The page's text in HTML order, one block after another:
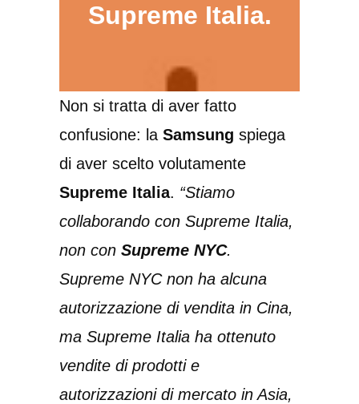
Supreme Italia.
Non si tratta di aver fatto
confusione: la Samsung spiega
di aver scelto volutamente
Supreme Italia. “Stiamo
collaborando con Supreme Italia,
non con Supreme NYC.
Supreme NYC non ha alcuna
autorizzazione di vendita in Cina,
ma Supreme Italia ha ottenuto
vendite di prodotti e
autorizzazioni di mercato in Asia,